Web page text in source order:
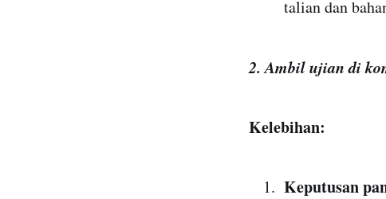
talian dan
2. Ambil ujian di
Kelebihan:
Keputusan